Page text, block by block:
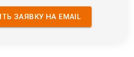
ЗАЯВКУ НА EMAIL